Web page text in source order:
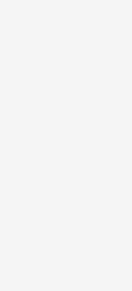
活や未来を新しく
す。
けられる年代であ
う相手を見極めや